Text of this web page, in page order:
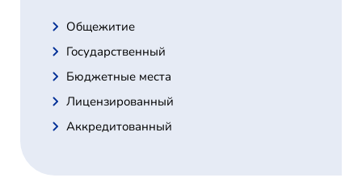
Общежитие
Государственный
Бюджетные места
Лицензированный
Аккредитованный